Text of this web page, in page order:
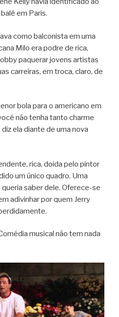
em Paris.
como balconista em uma
Milo era podre de rica,
paquerar jovens artistas
carreiras, em troca, claro, de
bola para o americano em
não tenha tanto charme
ela diante de uma nova
rica, doida pelo pintor
um único quadro. Uma
saber dele. Oferece-se
adivinhar por quem Jerry
musical não tem nada